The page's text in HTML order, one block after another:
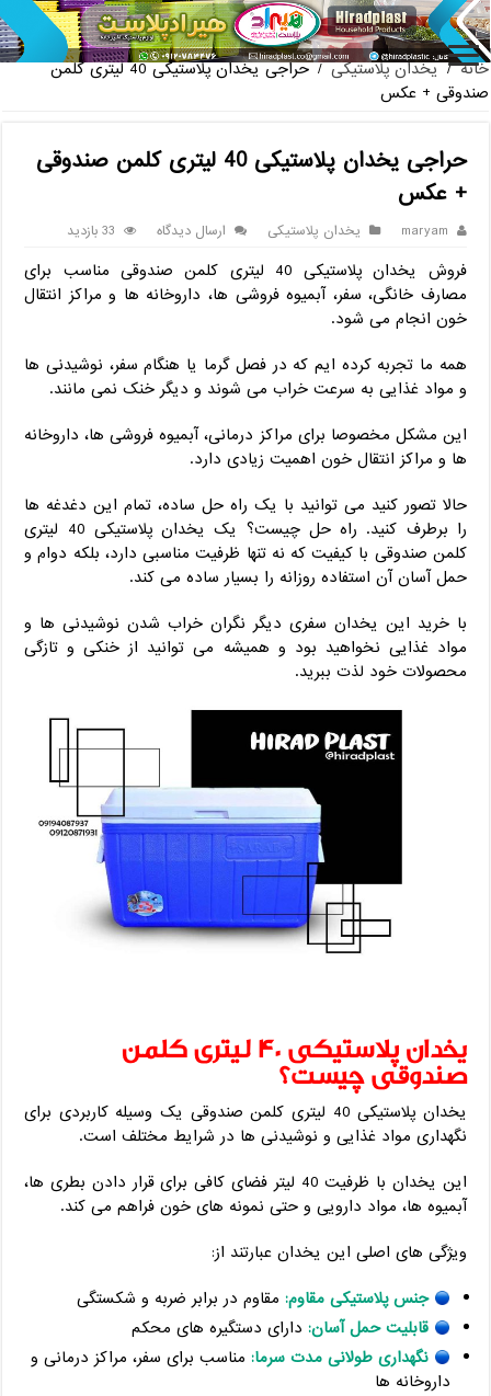
پخش عمده صندلی پلاستیکی دسته دار 889 ناصر + قیمت روز
خانه / یخدان پلاستیکی /
حراجی یخدان پلاستیکی 40 لیتری کلمن
صندوقی + عکس
حراجی یخدان پلاستیکی 40 لیتری کلمن صندوقی
+ عکس
maryam یخدان پلاستیکی ارسال دیدگاه 33 بازدید
فروش یخدان پلاستیکی 40 لیتری کلمن صندوقی مناسب برای
مصارف خانگی، سفر، آبمیوه ‌فروشی ‌ها، داروخانه ‌ها و مراکز انتقال
خون انجام می شود.
همه ما تجربه کرده ‌ایم که در فصل گرما یا هنگام سفر، نوشیدنی ‌ها
و مواد غذایی به سرعت خراب می ‌شوند و دیگر خنک نمی ‌مانند.
این مشکل مخصوصا برای مراکز درمانی، آبمیوه ‌فروشی ‌ها، داروخانه‌
ها و مراکز انتقال خون اهمیت زیادی دارد.
حالا تصور کنید می‌ توانید با یک راه‌ حل ساده، تمام این دغدغه ‌ها
را برطرف کنید. راه‌ حل چیست؟ یک یخدان پلاستیکی 40 لیتری
کلمن صندوقی با کیفیت که نه تنها ظرفیت مناسبی دارد، بلکه دوام و
حمل آسان آن استفاده روزانه را بسیار ساده می ‌کند.
با خرید این یخدان سفری دیگر نگران خراب شدن نوشیدنی‌ ها و
مواد غذایی نخواهید بود و همیشه می ‌توانید از خنکی و تازگی
محصولات خود لذت ببرید.
یخدان پلاستیکی 40 لیتری کلمن
صندوقی چیست؟
یخدان پلاستیکی 40 لیتری کلمن صندوقی یک وسیله کاربردی برای
نگهداری مواد غذایی و نوشیدنی ‌ها در شرایط مختلف است.
این یخدان با ظرفیت 40 لیتر فضای کافی برای قرار دادن بطری ‌ها،
آبمیوه ‌ها، مواد دارویی و حتی نمونه‌ های خون فراهم می‌ کند.
ویژگی ‌های اصلی این یخدان عبارتند از:
جنس پلاستیکی مقاوم: مقاوم در برابر ضربه و شکستگی
قابلیت حمل آسان: دارای دستگیره ‌های محکم
نگهداری طولانی مدت سرما: مناسب برای سفر، مراکز درمانی و
داروخانه‌ ها